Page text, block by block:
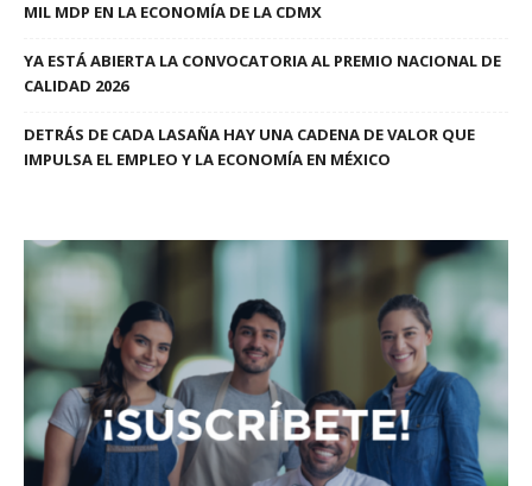
MIL MDP EN LA ECONOMÍA DE LA CDMX
YA ESTÁ ABIERTA LA CONVOCATORIA AL PREMIO NACIONAL DE
CALIDAD 2026
DETRÁS DE CADA LASAÑA HAY UNA CADENA DE VALOR QUE
IMPULSA EL EMPLEO Y LA ECONOMÍA EN MÉXICO